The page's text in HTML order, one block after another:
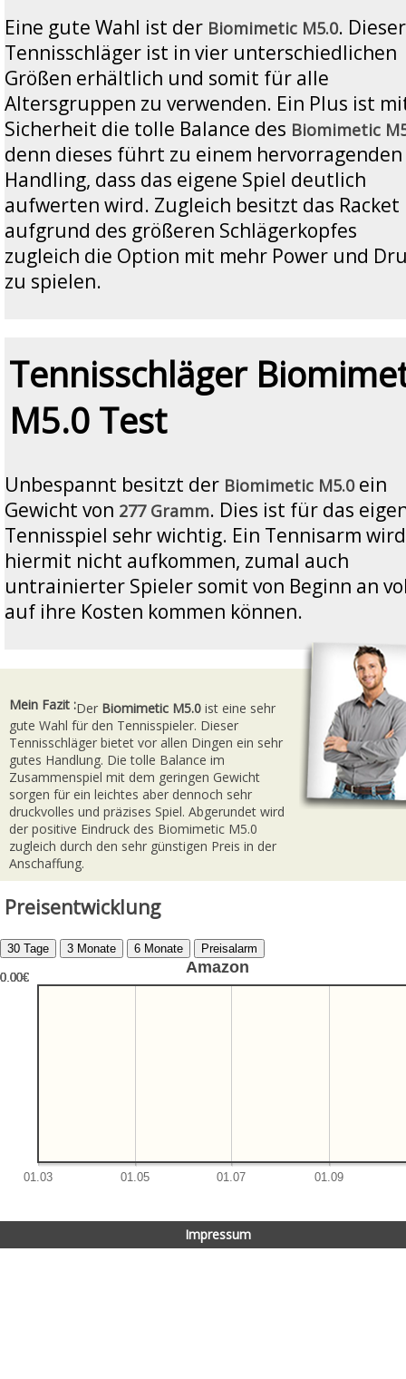
Eine gute Wahl ist der Biomimetic M5.0. Dieser
Tennisschläger ist in vier unterschiedlichen
Größen erhältlich und somit für alle
Altersgruppen zu verwenden. Ein Plus ist
Sicherheit die tolle Balance des Biomimetic
denn dieses führt zu einem hervorragenden
Handling, dass das eigene Spiel deutlich
aufwerten wird. Zugleich besitzt das Racket
aufgrund des größeren Schlägerkopfes
zugleich die Option mit mehr Power und
zu spielen.
Tennisschläger
M5.0 Test
Unbespannt besitzt der Biomimetic M5.0ein
Gewicht von 277 Gramm. Dies ist für das
Tennisspiel sehr wichtig. Ein Tennisarm wird
hiermit nicht aufkommen, zumal auch
untrainierter Spieler somit von Beginn an
auf ihre Kosten kommen können.
Mein Fazit :Der Biomimetic M5.0 ist eine sehr
gute Wahl für den Tennisspieler. Dieser
Tennisschläger bietet vor allen Dingen ein sehr
gutes Handlung. Die tolle Balance im
Zusammenspiel mit dem geringen Gewicht
sorgen für ein leichtes aber dennoch sehr
druckvolles und präzises Spiel. Abgerundet wird
der positive Eindruck des Biomimetic M5.0
zugleich durch den sehr günstigen Preis in der
Anschaffung.
Preisentwicklung
Amazon
Impressum